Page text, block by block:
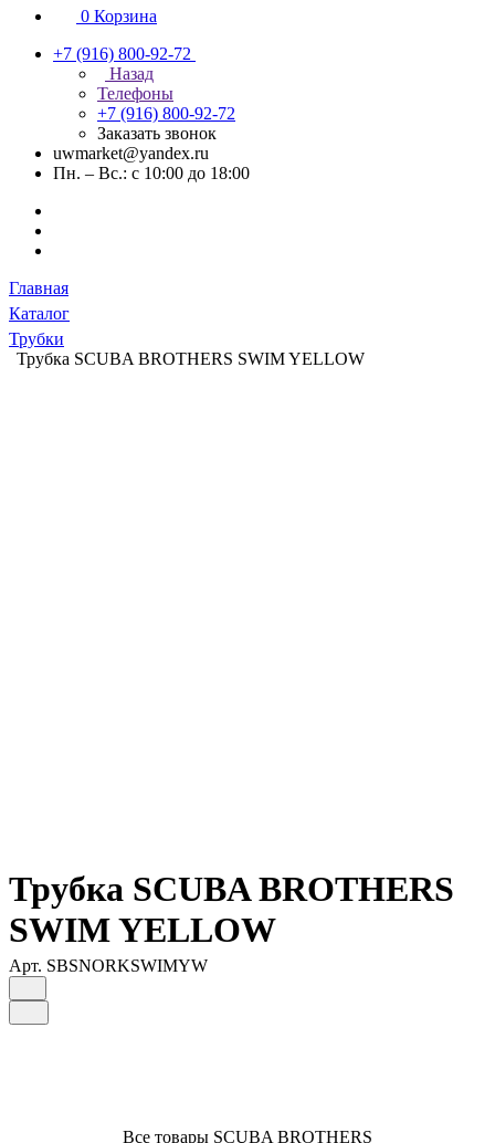
0 Корзина
+7 (916) 800-92-72
Назад
Телефоны
+7 (916) 800-92-72
Заказать звонок
uwmarket@yandex.ru
Пн. – Вс.: с 10:00 до 18:00
Главная
Каталог
Трубки
Трубка SCUBA BROTHERS SWIM YELLOW
Трубка SCUBA BROTHERS
SWIM YELLOW
Арт. SBSNORKSWIMYW
Все товары SCUBA BROTHERS